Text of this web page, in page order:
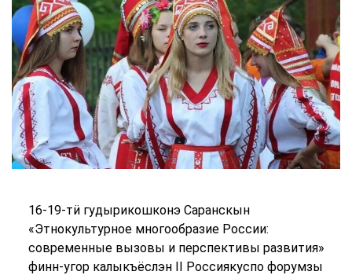
16-19-тӥ гудырикошконэ Саранскын
«Этнокультурное многообразие России:
современные вызовы и перспективы развития»
финн-угор калыкъёслэн II Россиякуспо форумзы